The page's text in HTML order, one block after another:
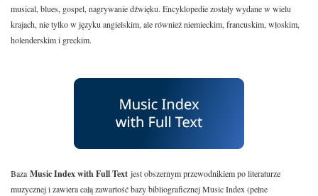
musical, blues, gospel, nagrywanie dźwięku. Encyklopedie zostały wydane w wielu
krajach, nie tylko w języku angielskim, ale również niemieckim, francuskim, włoskim,
holenderskim i greckim.
Baza Music Index with Full Text jest obszernym przewodnikiem po literaturze
muzycznej i zawiera całą zawartość bazy bibliograficznej Music Index (pełne